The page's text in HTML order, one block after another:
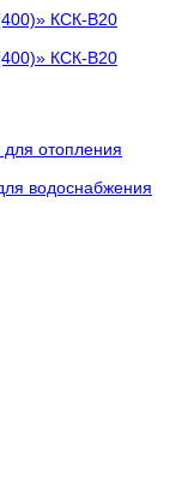
КСК-В20
КСК-В20
отопления
водоснабжения